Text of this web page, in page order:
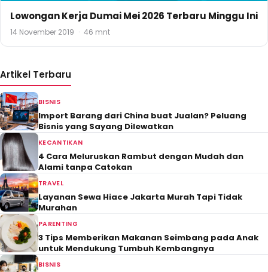
Lowongan Kerja Dumai Mei 2026 Terbaru Minggu Ini
14 November 2019 · 46 mnt
Artikel Terbaru
BISNIS
Import Barang dari China buat Jualan? Peluang
Bisnis yang Sayang Dilewatkan
KECANTIKAN
4 Cara Meluruskan Rambut dengan Mudah dan
Alami tanpa Catokan
TRAVEL
Layanan Sewa Hiace Jakarta Murah Tapi Tidak
Murahan
PARENTING
3 Tips Memberikan Makanan Seimbang pada Anak
untuk Mendukung Tumbuh Kembangnya
BISNIS